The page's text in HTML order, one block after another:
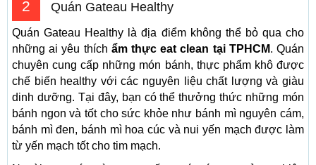
2 Quán Gateau Healthy
Quán Gateau Healthy là địa điểm không thể bỏ qua cho
những ai yêu thích ẩm thực eat clean tại TPHCM. Quán
chuyên cung cấp những món bánh, thực phẩm khô được
chế biến healthy với các nguyên liệu chất lượng và giàu
dinh dưỡng. Tại đây, bạn có thể thưởng thức những món
bánh ngon và tốt cho sức khỏe như bánh mì nguyên cám,
bánh mì đen, bánh mì hoa cúc và nui yến mạch được làm
từ yến mạch tốt cho tim mạch.